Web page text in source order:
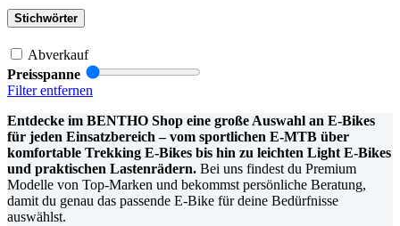
Stichwörter
Abverkauf
Preisspanne
Filter entfernen
Entdecke im BENTHO Shop eine große Auswahl an E-Bikes
für jeden Einsatzbereich – vom sportlichen E-MTB über
komfortable Trekking E-Bikes bis hin zu leichten Light E-Bikes
und praktischen Lastenrädern. Bei uns findest du Premium
Modelle von Top-Marken und bekommst persönliche Beratung,
damit du genau das passende E-Bike für deine Bedürfnisse
auswählst.